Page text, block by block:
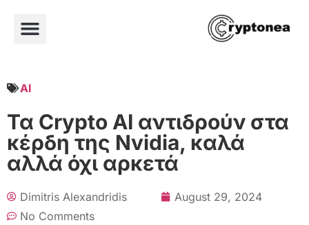
AI
Τα Crypto AI αντιδρούν στα
κέρδη της Nvidia, καλά
αλλά όχι αρκετά
Dimitris Alexandridis
August 29, 2024
No Comments